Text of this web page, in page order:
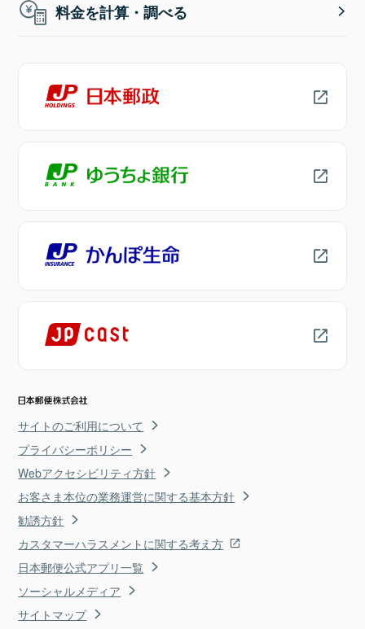
料金を計算・調べる
サイトのご利用について
プライバシーポリシー
Webアクセシビリティ方針
お客さま本位の業務運営に関する基本方針
勧誘方針
カスタマーハラスメントに関する考え方
日本郵便公式アプリ一覧
ソーシャルメディア
サイトマップ